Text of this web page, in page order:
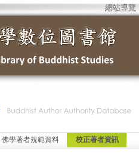
網站導覽
佛學著者規範資料 校正著者資訊